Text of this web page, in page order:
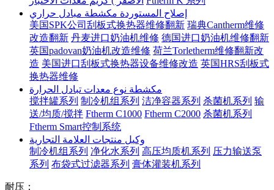
إصلاح المستوردة مكشطة مبادل حراري
美国SPK公司刮板式换热器维修翻新 瑞典Cantherm维修
改造翻新 丹麦进口奶油机维修 德国进口奶油机维修翻新
英国padovan奶油机改造维修 荷兰Torletherm维修翻新改
造 美国进口刮板式换热器设备维修改造 英国HRS刮板式
换热器维修
مكشطة نوع معدات تبادل الحرارة
搅拌罐系列 制冷机组系列 洁净容器系列 杀菌机系列 输
送/均质/搅拌 Ftherm C1000 Ftherm C2000 杀菌机系列
Ftherm Smart控制系统
وكيل منتجات العلامة التجارية
制冷机组系列 净化水系列 高压均质机系列 压力输送泵
系列 布袋式过滤器系列 膏体灌装机系列
耐压：